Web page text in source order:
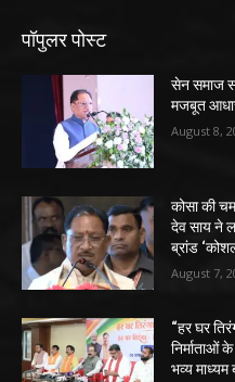
पॉपुलर पोस्ट
सेन समाज
मजबूत
August 8,
कोसा की
देव साय ने
ब्रांड
August 7,
“हर घर
निर्माताओं
भव्य